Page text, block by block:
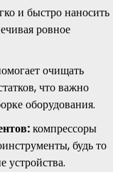
и быстро наносить
ровное
очищать
что важно
оборудования.
компрессоры
будь то
устройства.